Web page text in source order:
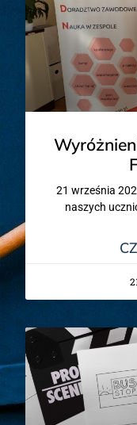
21 września
naszych